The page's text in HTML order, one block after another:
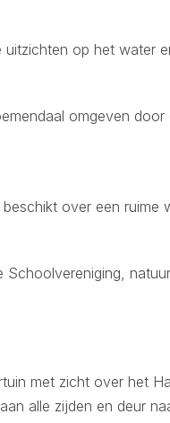
op het water
omgeven door
over een ruime
met zicht over het
alle zijden en deur